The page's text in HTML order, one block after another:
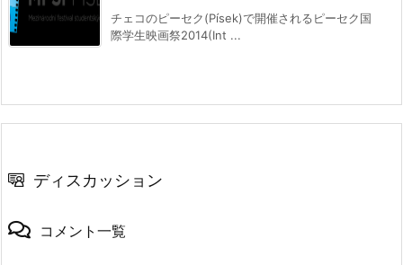
チェコのピーセク(Písek)で開催されるピーセク国
際学生映画祭2014(Int ...
ディスカッション
コメント一覧